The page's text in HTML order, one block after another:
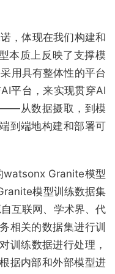
，体现在我们构建和
本质上反映了支撑模
用具有整体性的平台
平台，来实现贯穿AI
——从数据摄取，到模
到端地构建和部署可
watsonx Granite模型
模型训练数据集
互联网、学术界、代
相关的数据集进行训
训练数据进行处理，
据内部和外部模型进